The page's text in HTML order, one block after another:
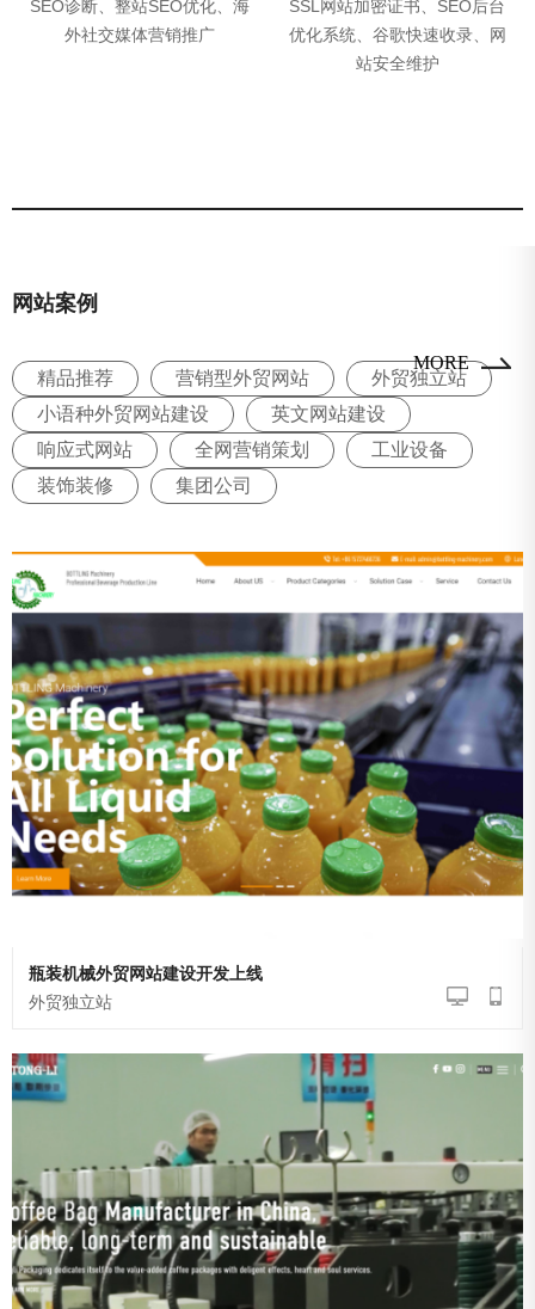
SEO诊断、整站SEO优化、海
外社交媒体营销推广
SSL网站加密证书、SEO后台
优化系统、谷歌快速收录、网
站安全维护
网站案例
MORE
精品推荐 营销型外贸网站
外贸独立站
小语种外贸网站建设
英文网站建设
响应式网站
全网营销策划
工业设备
装饰装修
集团公司
瓶装机械外贸网站建设开发上线
外贸独立站